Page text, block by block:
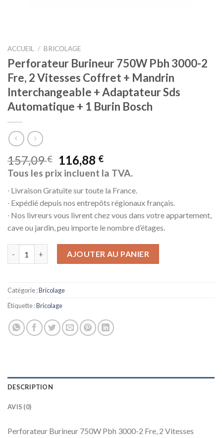
ACCUEIL / BRICOLAGE
Perforateur Burineur 750W Pbh 3000-2
Fre, 2 Vitesses Coffret + Mandrin
Interchangeable + Adaptateur Sds
Automatique + 1 Burin Bosch
157,09€ 116,88 €
Tous les prix incluent la TVA.
∙ Livraison Gratuite sur toute la France.
∙ Expédié depuis nos entrepôts régionaux français.
∙ Nos livreurs vous livrent chez vous dans votre appartement,
cave ou jardin, peu importe le nombre d’étages.
AJOUTER AU PANIER
Catégorie :Bricolage
Étiquette :Bricolage
DESCRIPTION
AVIS (0)
Perforateur Burineur 750W Pbh 3000-2 Fre, 2 Vitesses